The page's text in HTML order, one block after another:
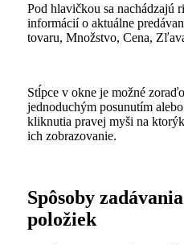
Pod hlavičkou sa nachádzajú
informácií o aktuálne
tovaru, Množstvo, Cena,
Stĺpce v okne je možné
jednoduchým posunutím
kliknutia pravej myši na
ich zobrazovanie.
Spôsoby
položiek